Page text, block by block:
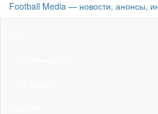
Football Media — новости, анонсы,